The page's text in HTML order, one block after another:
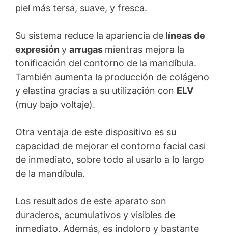
piel más tersa, suave, y fresca.
Su sistema reduce la apariencia de líneas de
expresióny arrugas mientras mejora la
tonificación del contorno de la mandíbula.
También aumenta la producción de colágeno
y elastina gracias a su utilización con ELV
(muy bajo voltaje).
Otra ventaja de este dispositivo es su
capacidad de mejorar el contorno facial casi
de inmediato, sobre todo al usarlo a lo largo
de la mandíbula.
Los resultados de este aparato son
duraderos, acumulativos y visibles de
inmediato. Además, es indoloro y bastante